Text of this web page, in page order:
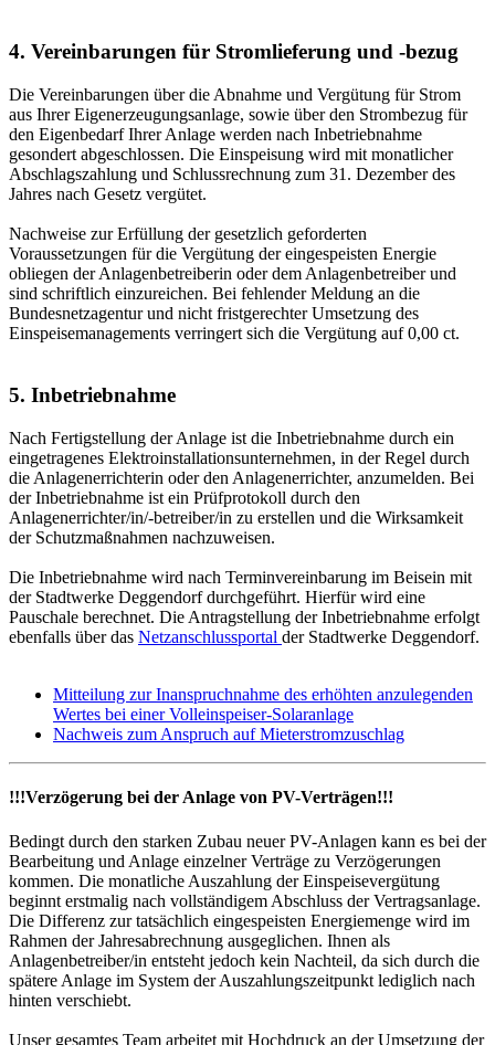
4. Vereinbarungen für Stromlieferung und -bezug
Die Vereinbarungen über die Abnahme und Vergütung für Strom
aus Ihrer Eigenerzeugungsanlage, sowie über den Strombezug für
den Eigenbedarf Ihrer Anlage werden nach Inbetriebnahme
gesondert abgeschlossen. Die Einspeisung wird mit monatlicher
Abschlagszahlung und Schlussrechnung zum 31. Dezember des
Jahres nach Gesetz vergütet.
Nachweise zur Erfüllung der gesetzlich geforderten
Voraussetzungen für die Vergütung der eingespeisten Energie
obliegen der Anlagenbetreiberin oder dem Anlagenbetreiber und
sind schriftlich einzureichen. Bei fehlender Meldung an die
Bundesnetzagentur und nicht fristgerechter Umsetzung des
Einspeisemanagements verringert sich die Vergütung auf 0,00 ct.
5. Inbetriebnahme
Nach Fertigstellung der Anlage ist die Inbetriebnahme durch ein
eingetragenes Elektroinstallationsunternehmen, in der Regel durch
die Anlagenerrichterin oder den Anlagenerrichter, anzumelden. Bei
der Inbetriebnahme ist ein Prüfprotokoll durch den
Anlagenerrichter/in/-betreiber/in zu erstellen und die Wirksamkeit
der Schutzmaßnahmen nachzuweisen.
Die Inbetriebnahme wird nach Terminvereinbarung im Beisein mit
der Stadtwerke Deggendorf durchgeführt. Hierfür wird eine
Pauschale berechnet. Die Antragstellung der Inbetriebnahme erfolgt
ebenfalls über das Netzanschlussportal der Stadtwerke Deggendorf.
Mitteilung zur Inanspruchnahme des erhöhten anzulegenden
Wertes bei einer Volleinspeiser-Solaranlage
Nachweis zum Anspruch auf Mieterstromzuschlag
!!!Verzögerung bei der Anlage von PV-Verträgen!!!
Bedingt durch den starken Zubau neuer PV-Anlagen kann es bei der
Bearbeitung und Anlage einzelner Verträge zu Verzögerungen
kommen. Die monatliche Auszahlung der Einspeisevergütung
beginnt erstmalig nach vollständigem Abschluss der Vertragsanlage.
Die Differenz zur tatsächlich eingespeisten Energiemenge wird im
Rahmen der Jahresabrechnung ausgeglichen. Ihnen als
Anlagenbetreiber/in entsteht jedoch kein Nachteil, da sich durch die
spätere Anlage im System der Auszahlungszeitpunkt lediglich nach
hinten verschiebt.
Unser gesamtes Team arbeitet mit Hochdruck an der Umsetzung der